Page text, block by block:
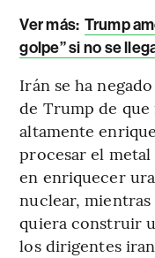
Ver más: Trump
golpe” si no se
Irán se ha
de Trump de
altamente
procesar el
en enriquecer
nuclear,
quiera construir
los dirigentes